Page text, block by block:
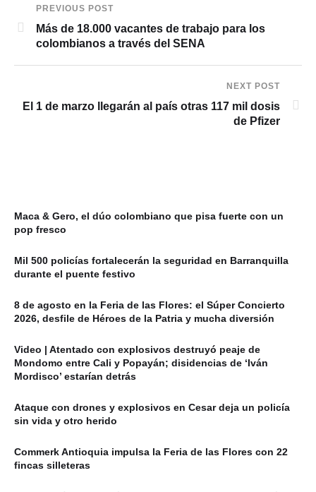
PREVIOUS POST
Más de 18.000 vacantes de trabajo para los
colombianos a través del SENA
NEXT POST
El 1 de marzo llegarán al país otras 117 mil dosis
de Pfizer
Maca & Gero, el dúo colombiano que pisa fuerte con un
pop fresco
Mil 500 policías fortalecerán la seguridad en Barranquilla
durante el puente festivo
8 de agosto en la Feria de las Flores: el Súper Concierto
2026, desfile de Héroes de la Patria y mucha diversión
Video | Atentado con explosivos destruyó peaje de
Mondomo entre Cali y Popayán; disidencias de ‘Iván
Mordisco’ estarían detrás
Ataque con drones y explosivos en Cesar deja un policía
sin vida y otro herido
Commerk Antioquia impulsa la Feria de las Flores con 22
fincas silleteras